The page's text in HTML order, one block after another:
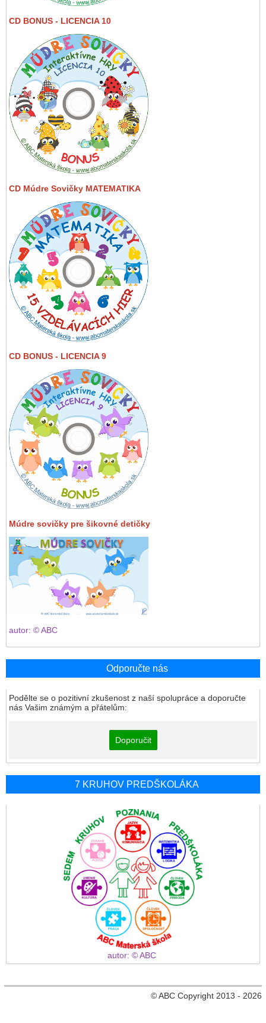
CD BONUS - LICENCIA 10
CD Múdre Sovičky MATEMATIKA
CD BONUS - LICENCIA 9
Múdre sovičky pre šikovné detičky
autor: © ABC
Odporučte nás
Podělte se o pozitivní zkušenost z naší spolupráce a doporučte
nás Vašim známým a přátelům:
Doporučit
7 KRUHOV PREDŠKOLÁKA
autor: © ABC
© ABC Copyright 2013 - 2026